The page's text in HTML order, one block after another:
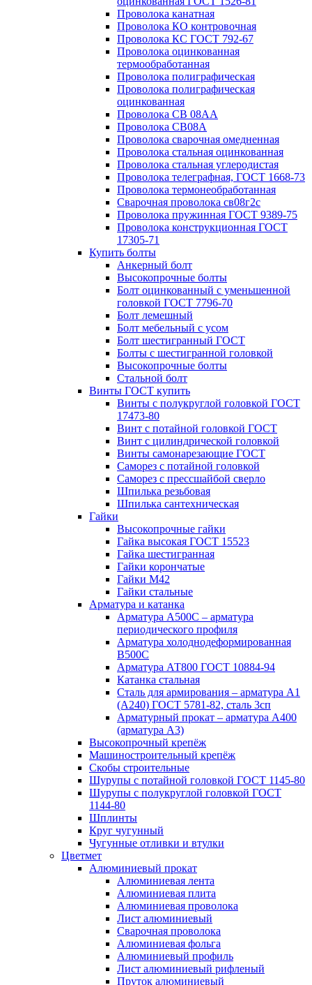
Проволока канатная
Проволока КО контровочная
Проволока КС ГОСТ 792-67
Проволока оцинкованная
термообработанная
Проволока полиграфическая
Проволока полиграфическая
оцинкованная
Проволока СВ 08АА
Проволока СВ08А
Проволока сварочная омедненная
Проволока стальная оцинкованная
Проволока стальная углеродистая
Проволока телеграфная, ГОСТ 1668-73
Проволока термонеобработанная
Сварочная проволока св08г2с
Проволока пружинная ГОСТ 9389-75
Проволока конструкционная ГОСТ
17305-71
Купить болты
Анкерный болт
Высокопрочные болты
Болт оцинкованный с уменьшенной
головкой ГОСТ 7796-70
Болт лемешный
Болт мебельный с усом
Болт шестигранный ГОСТ
Болты с шестигранной головкой
Высокопрочные болты
Стальной болт
Винты ГОСТ купить
Винты с полукруглой головкой ГОСТ
17473-80
Винт с потайной головкой ГОСТ
Винт с цилиндрической головкой
Винты самонарезающие ГОСТ
Саморез с потайной головкой
Саморез с прессшайбой сверло
Шпилька резьбовая
Шпилька сантехническая
Гайки
Высокопрочные гайки
Гайка высокая ГОСТ 15523
Гайка шестигранная
Гайки корончатые
Гайки М42
Гайки стальные
Арматура и катанка
Арматура А500С – арматура
периодического профиля
Арматура холоднодеформированная
В500С
Арматура АТ800 ГОСТ 10884-94
Катанка стальная
Сталь для армирования – арматура А1
(А240) ГОСТ 5781-82, сталь 3сп
Арматурный прокат – арматура А400
(арматура А3)
Высокопрочный крепёж
Машиностроительный крепёж
Скобы строительные
Шурупы с потайной головкой ГОСТ 1145-80
Шурупы с полукруглой головкой ГОСТ
1144-80
Шплинты
Круг чугунный
Чугунные отливки и втулки
Цветмет
Алюминиевый прокат
Алюминиевая лента
Алюминиевая плита
Алюминиевая проволока
Лист алюминиевый
Сварочная проволока
Алюминиевая фольга
Алюминиевый профиль
Лист алюминиевый рифленый
Пруток алюминиевый